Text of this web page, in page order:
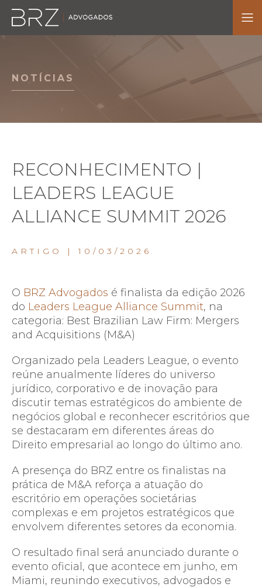
NOTÍCIAS
RECONHECIMENTO |
LEADERS LEAGUE
ALLIANCE SUMMIT 2026
ARTIGO | 10/03/2026
O BRZ Advogados é finalista da edição 2026
do Leaders League Alliance Summit, na
categoria: Best Brazilian Law Firm: Mergers
and Acquisitions (M&A)
Organizado pela Leaders League, o evento
reúne anualmente líderes do universo
jurídico, corporativo e de inovação para
discutir temas estratégicos do ambiente de
negócios global e reconhecer escritórios que
se destacaram em diferentes áreas do
Direito empresarial ao longo do último ano.
A presença do BRZ entre os finalistas na
prática de M&A reforça a atuação do
escritório em operações societárias
complexas e em projetos estratégicos que
envolvem diferentes setores da economia.
O resultado final será anunciado durante o
evento oficial, que acontece em junho, em
Miami, reunindo executivos, advogados e